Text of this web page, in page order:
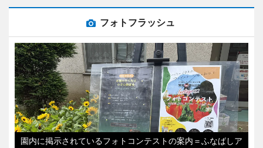
フォトフラッシュ
園内に掲示されているフォトコンテストの案内＝ふなばしア